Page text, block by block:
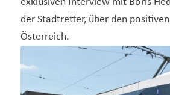
der Stadtretter, über den
Österreich.